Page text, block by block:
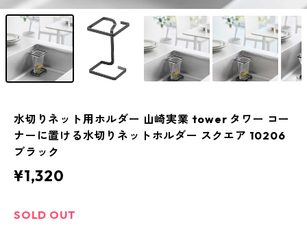
水切りネット用ホルダー 山崎実業 tower タワー コー
ナーに置ける水切りネットホルダー スクエア 10206
ブラック
¥1,320
SOLD OUT